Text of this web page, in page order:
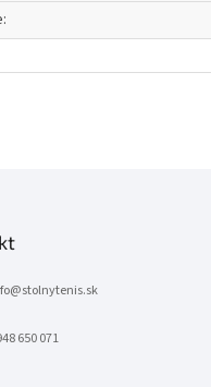
:
@stolnytenis.sk
650 071